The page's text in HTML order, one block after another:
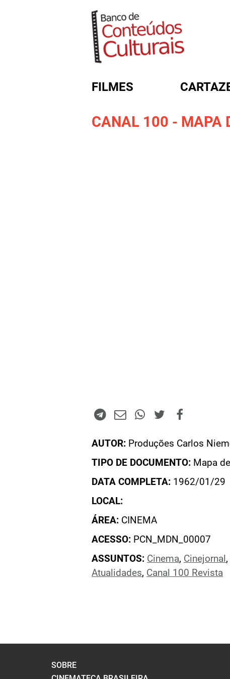
FILMES
CANAL 100 - MAPA
AUTOR: Produções Carlos
TIPO DE DOCUMENTO: Mapa
DATA COMPLETA: 1962/01/29
LOCAL:
ÁREA: CINEMA
ACESSO: PCN_MDN_00007
ASSUNTOS: Cinema, Cinejornal ,
Atualidades, Canal 100 Revista
SOBRE